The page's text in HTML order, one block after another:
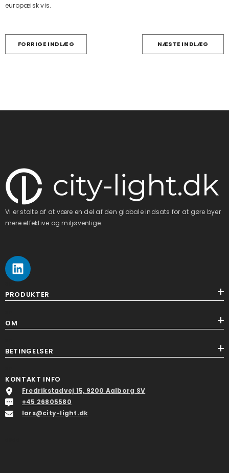
europæisk vis.
FORRIGE INDLÆG NÆSTE INDLÆG
Vi er stolte af at være en del af den globale indsats for at gøre byer
mere effektive og miljøvenlige.
ss
PRODUKTER
OM
BETINGELSER
KONTAKT INFO
Fredrikstadvej 15, 9200 Aalborg SV
+45 26805580
lars@city-light.dk